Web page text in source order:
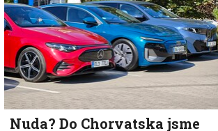
Nuda? Do Chorvatska jsme